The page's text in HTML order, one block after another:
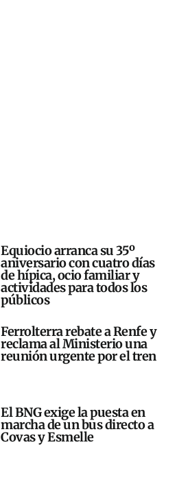
Equiocio arranca su 35º
aniversario con cuatro días
de hípica, ocio familiar y
actividades para todos los
públicos
Ferrolterra rebate a Renfe y
reclama al Ministerio una
reunión urgente por el tren
El BNG exige la puesta en
marcha de un bus directo a
Covas y Esmelle